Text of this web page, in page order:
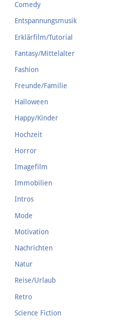
Comedy
Entspannungsmusik
Erklärfilm/Tutorial
Fantasy/Mittelalter
Fashion
Freunde/Familie
Halloween
Happy/Kinder
Hochzeit
Horror
Imagefilm
Immobilien
Intros
Mode
Motivation
Nachrichten
Natur
Reise/Urlaub
Retro
Science Fiction